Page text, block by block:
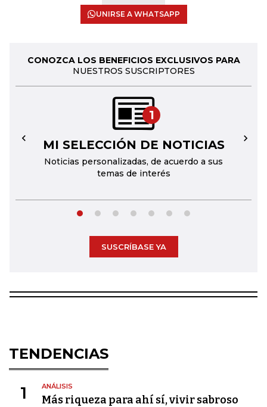
UNIRSE A WHATSAPP
CONOZCA LOS BENEFICIOS EXCLUSIVOS PARA
NUESTROS SUSCRIPTORES
1
MI SELECCIÓN DE NOTICIAS
Noticias personalizadas, de acuerdo a sus
temas de interés
← →
SUSCRÍBASE YA
TENDENCIAS
1 ANÁLISIS
Más riqueza para ahí sí, vivir sabroso